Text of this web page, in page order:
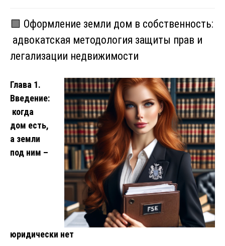
🟩 Оформление земли дом в собственность:
адвокатская методология защиты прав и
легализации недвижимости
Глава 1.
Введение:
когда
дом есть,
а земли
под ним –
юридически нет